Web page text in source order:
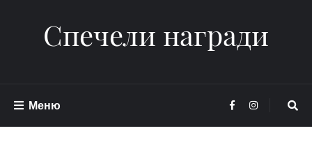
Спечели награди
Меню